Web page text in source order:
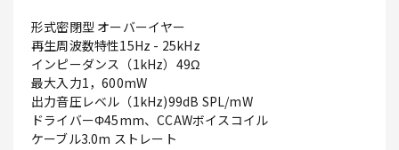
形式密閉型 オーバーイヤー
再生周波数特性15Hz - 25kHz
インピーダンス（1kHz）49Ω
最大入力1，600mW
出力音圧レベル（1kHz)99dB SPL/mW
ドライバーΦ45mm、CCAWボイスコイル
ケーブル3.0m ストレート